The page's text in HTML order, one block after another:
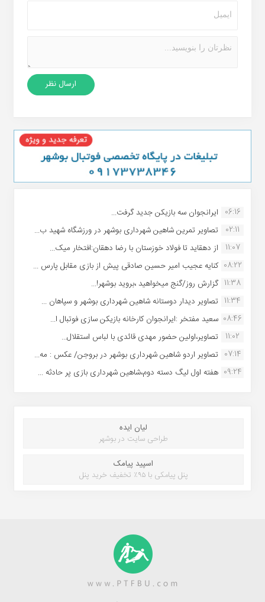
06:16 ایرانجوان سه بازیکن جدید گرفت...
02:11
تصاویر تمرین شاهین شهردارى بوشهر در ورزشگاه شهید ب...
11:07
از دهقاید تا فولاد خوزستان با رضا دهقان:افتخار میک...
08:22 کنایه عجیب امیر حسین صادقی پیش از بازی مقابل پارس ...
11:38 گزارش روز/گنج میخواهید ،بروید بوشهر!...
11:34 تصاویر دیدار دوستانه شاهین شهردارى بوشهر و سپاهان ...
08:46 سعید مفتخر :ایرانجوان کارخانه بازیکن سازی فوتبال ا...
11:02
تصاویر،اولین حضور مهدی قائدی با لباس استقلال...
07:14 تصاویر اردو شاهین شهرداری بوشهر در بروجن/ عکس : مه...
09:24 هفته اول لیگ دسته دوم،شاهین شهرداری بازی پر حادثه ...
لیان ایده
طراحی سایت در بوشهر
اسپید پیامک
پنل پیامکی با ۹۵٪ تخفیف خرید پنل